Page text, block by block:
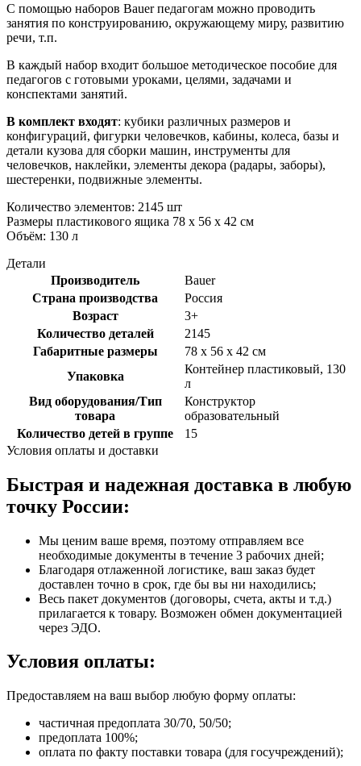
С помощью наборов Bauer педагогам можно проводить
занятия по конструированию, окружающему миру, развитию
речи, т.п.
В каждый набор входит большое методическое пособие для
педагогов с готовыми уроками, целями, задачами и
конспектами занятий.
В комплект входят: кубики различных размеров и
конфигураций, фигурки человечков, кабины, колеса, базы и
детали кузова для сборки машин, инструменты для
человечков, наклейки, элементы декора (радары, заборы),
шестеренки, подвижные элементы.
Количество элементов: 2145 шт
Размеры пластикового ящика 78 х 56 х 42 см
Объём: 130 л
Детали
Производитель
Bauer
Страна производства
Россия
Возраст
3+
Количество деталей
2145
Габаритные размеры
78 x 56 x 42 см
Упаковка
Контейнер пластиковый, 130
л
Вид оборудования/Тип
товара
Конструктор
образовательный
Количество детей в группе
15
Условия оплаты и доставки
Быстрая и надежная доставка в любую
точку России:
Мы ценим ваше время, поэтому отправляем все
необходимые документы в течение 3 рабочих дней;
Благодаря отлаженной логистике, ваш заказ будет
доставлен точно в срок, где бы вы ни находились;
Весь пакет документов (договоры, счета, акты и т.д.)
прилагается к товару. Возможен обмен документацией
через ЭДО.
Условия оплаты:
Предоставляем на ваш выбор любую форму оплаты:
частичная предоплата 30/70, 50/50;
предоплата 100%;
оплата по факту поставки товара (для госучреждений);